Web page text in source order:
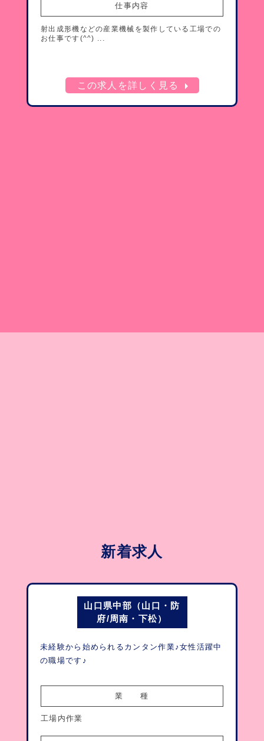
仕事内容
射出成形機などの産業機械を製作している工場での
お仕事です(^^) ...
この求人を詳しく見る arrow_right
新着求人
山口県中部（山口・防
府/周南・下松）
未経験から始められるカンタン作業♪女性活躍中
の職場です♪
業　　種
工場内作業